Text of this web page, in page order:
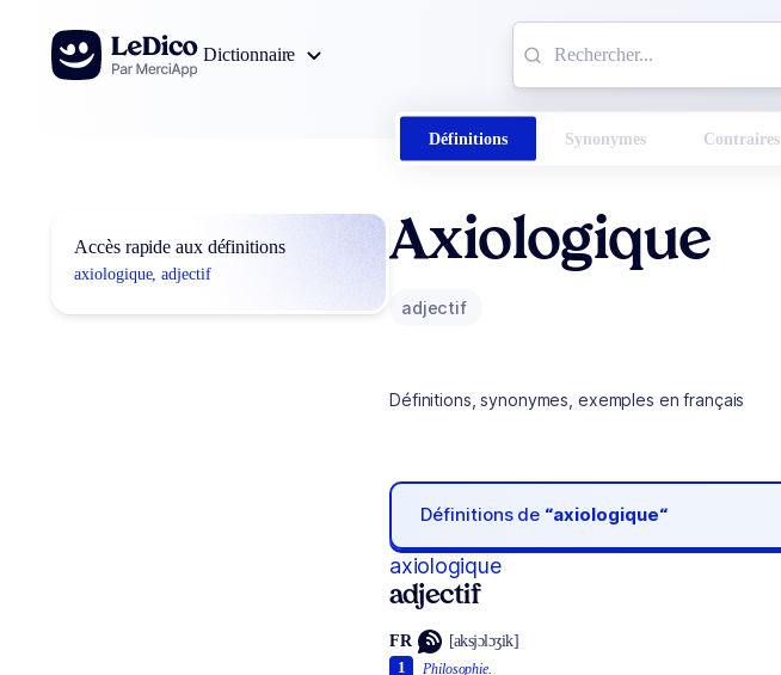
Aller au contenu
Dictionnaire
Définitions Synonymes Contraires
Accès rapide aux définitions
axiologique, adjectif
Axiologique
adjectif
Définitions, synonymes, exemples en français
Définitions de “axiologique“
axiologique
adjectif
FR [aksjɔlɔʒik]
Philosophie.
1